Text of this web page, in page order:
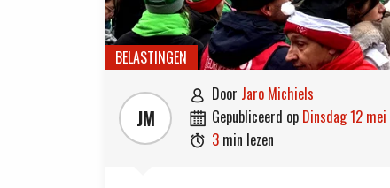
BELASTINGEN
JM
 door Jaro Michiels
 gepubliceerd op dinsdag 12
 3 min lezen